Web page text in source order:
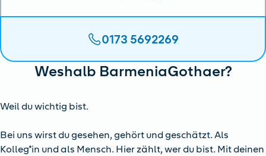
0173 5692269
Weshalb BarmeniaGothaer?
Weil du wichtig bist.
Bei uns wirst du gesehen, gehört und geschätzt. Als
Kolleg*in und als Mensch. Hier zählt, wer du bist. Mit deinen